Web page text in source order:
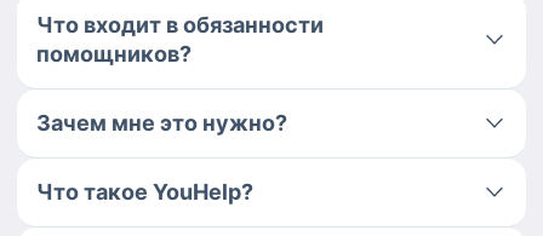
Что входит в обязанности
помощников?
Зачем мне это нужно?
Что такое YouHelp?